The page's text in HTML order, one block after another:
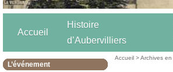
Accueil
Histoire
d’Aubervilliers
L’événement
Accueil >Archives en